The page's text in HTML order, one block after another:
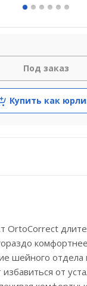
Под заказ
Купить как
OrtoCorrect
шейного отдела
от